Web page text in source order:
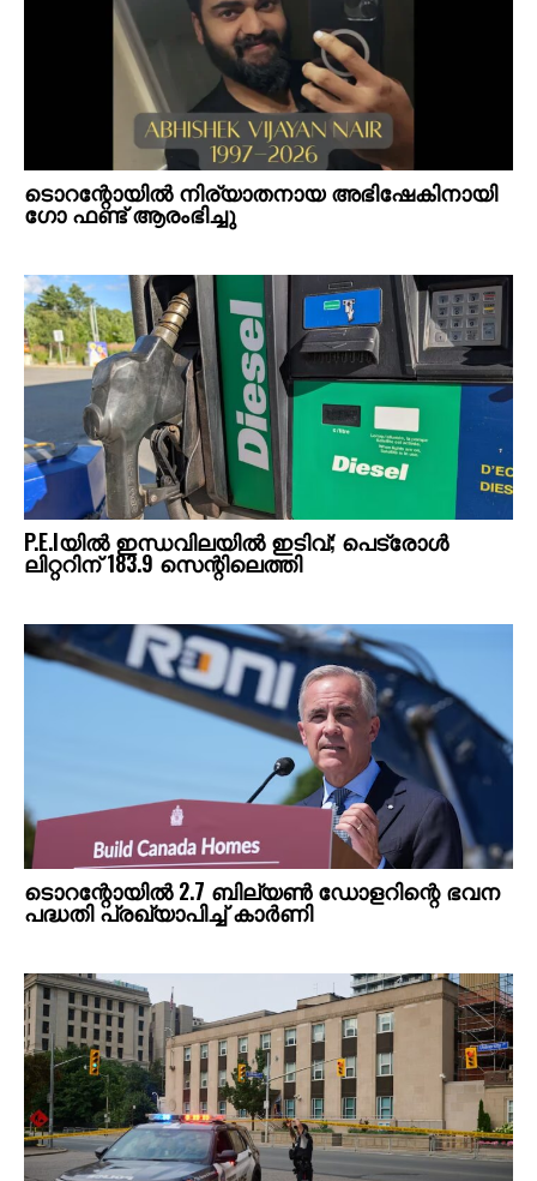
ടൊറന്റോയില്‍ നിര്യാതനായ അഭിഷേകിനായി
ഗോ ഫണ്ട് ആരംഭിച്ചു
P.E.Iയില്‍ ഇന്ധവിലയില്‍ ഇടിവ്; പെട്രോള്‍
ലിറ്ററിന് 183.9 സെന്റിലെത്തി
ടൊറന്റോയില്‍ 2.7 ബില്യണ്‍ ഡോളറിന്റെ ഭവന
പദ്ധതി പ്രഖ്യാപിച്ച് കാര്‍ണി